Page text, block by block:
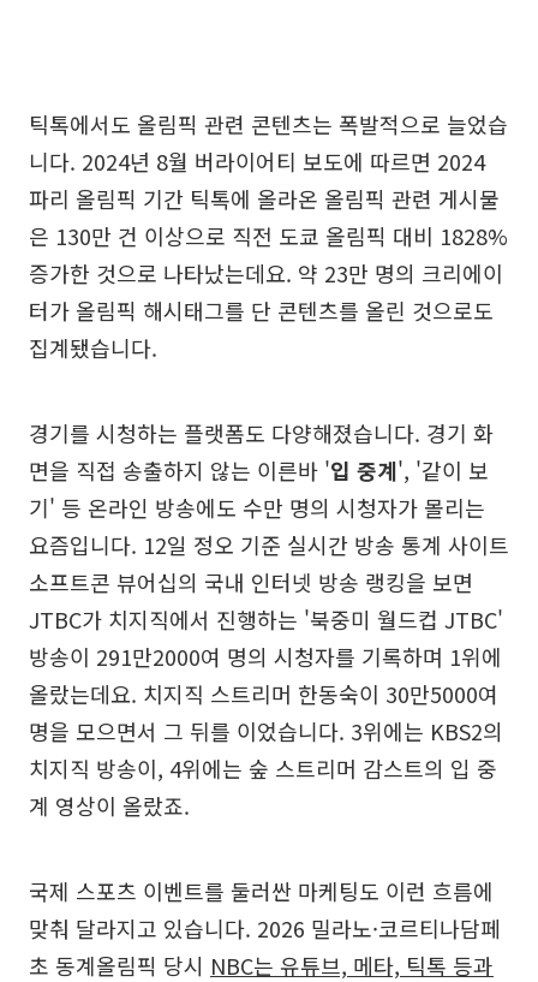
틱톡에서도 올림픽 관련 콘텐츠는 폭발적으로 늘었습
니다. 2024년 8월 버라이어티 보도에 따르면 2024
파리 올림픽 기간 틱톡에 올라온 올림픽 관련 게시물
은 130만 건 이상으로 직전 도쿄 올림픽 대비 1828%
증가한 것으로 나타났는데요. 약 23만 명의 크리에이
터가 올림픽 해시태그를 단 콘텐츠를 올린 것으로도
집계됐습니다.
경기를 시청하는 플랫폼도 다양해졌습니다. 경기 화
면을 직접 송출하지 않는 이른바 '입 중계', '같이 보
기' 등 온라인 방송에도 수만 명의 시청자가 몰리는
요즘입니다. 12일 정오 기준 실시간 방송 통계 사이트
소프트콘 뷰어십의 국내 인터넷 방송 랭킹을 보면
JTBC가 치지직에서 진행하는 '북중미 월드컵 JTBC'
방송이 291만2000여 명의 시청자를 기록하며 1위에
올랐는데요. 치지직 스트리머 한동숙이 30만5000여
명을 모으면서 그 뒤를 이었습니다. 3위에는 KBS2의
치지직 방송이, 4위에는 숲 스트리머 감스트의 입 중
계 영상이 올랐죠.
국제 스포츠 이벤트를 둘러싼 마케팅도 이런 흐름에
맞춰 달라지고 있습니다. 2026 밀라노·코르티나담페
초 동계올림픽 당시 NBC는 유튜브, 메타, 틱톡 등과